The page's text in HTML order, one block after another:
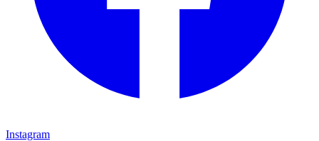
Instagram